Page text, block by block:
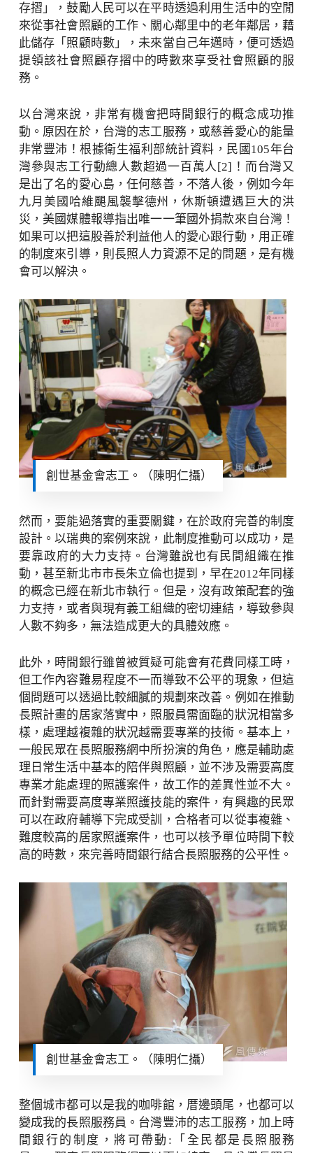
存摺」，鼓勵人民可以在平時透過利用生活中的空閒
來從事社會照顧的工作、關心鄰里中的老年鄰居，藉
此儲存「照顧時數」，未來當自己年邁時，便可透過
提領該社會照顧存摺中的時數來享受社會照顧的服
務。
以台灣來說，非常有機會把時間銀行的概念成功推
動。原因在於，台灣的志工服務，或慈善愛心的能量
非常豐沛！根據衛生福利部統計資料，民國105年台
灣參與志工行動總人數超過一百萬人[2]！而台灣又
是出了名的愛心島，任何慈善，不落人後，例如今年
九月美國哈維颶風襲擊德州，休斯頓遭遇巨大的洪
災，美國媒體報導指出唯一一筆國外捐款來自台灣！
如果可以把這股善於利益他人的愛心跟行動，用正確
的制度來引導，則長照人力資源不足的問題，是有機
會可以解決。
創世基金會志工。（陳明仁攝）
然而，要能過落實的重要關鍵，在於政府完善的制度
設計。以瑞典的案例來說，此制度推動可以成功，是
要靠政府的大力支持。台灣雖說也有民間組織在推
動，甚至新北市市長朱立倫也提到，早在2012年同樣
的概念已經在新北市執行。但是，沒有政策配套的強
力支持，或者與現有義工組織的密切連結，導致參與
人數不夠多，無法造成更大的具體效應。
此外，時間銀行雖曾被質疑可能會有花費同樣工時，
但工作內容難易程度不一而導致不公平的現象，但這
個問題可以透過比較細膩的規劃來改善。例如在推動
長照計畫的居家落實中，照服員需面臨的狀況相當多
樣，處理越複雜的狀況越需要專業的技術。基本上，
一般民眾在長照服務網中所扮演的角色，應是輔助處
理日常生活中基本的陪伴與照顧，並不涉及需要高度
專業才能處理的照護案件，故工作的差異性並不大。
而針對需要高度專業照護技能的案件，有興趣的民眾
可以在政府輔導下完成受訓，合格者可以從事複雜、
難度較高的居家照護案件，也可以核予單位時間下較
高的時數，來完善時間銀行結合長照服務的公平性。
創世基金會志工。（陳明仁攝）
整個城市都可以是我的咖啡館，厝邊頭尾，也都可以
變成我的長照服務員。台灣豐沛的志工服務，加上時
間銀行的制度，將可帶動:「全民都是長照服務